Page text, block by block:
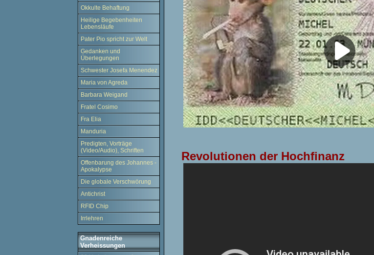
Okkulte Behaftung
Heilige Begebenheiten
Lebensläufe
Pater Pio spricht zur Welt
Gedanken und
Überlegungen
Schwester Josefa Menendez
Maria von Agreda
Barbara Weigand
Fratel Cosimo
Fra Elia
Manduria
Predigten, Vorträge
(Video/Audio), Schriften
Offenbarung des Johannes -
Apokalypse
Die globale Verschwörung
Antichrist
RFID Chip
Irrlehren
Gnadenreiche
Verheissungen
Revolutionen der Hochfinanz